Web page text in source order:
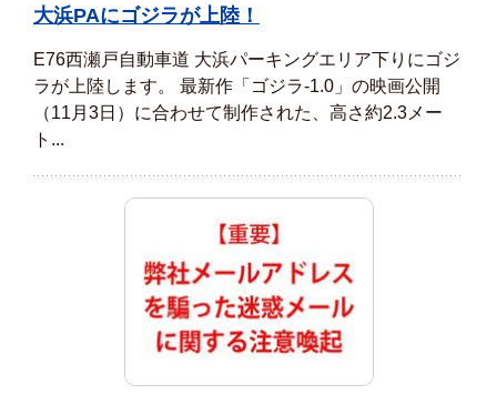
大浜PAにゴジラが上陸！
E76西瀬戸自動車道 大浜パーキングエリア下りにゴジ
ラが上陸します。 最新作「ゴジラ-1.0」の映画公開
（11月3日）に合わせて制作された、高さ約2.3メー
ト...